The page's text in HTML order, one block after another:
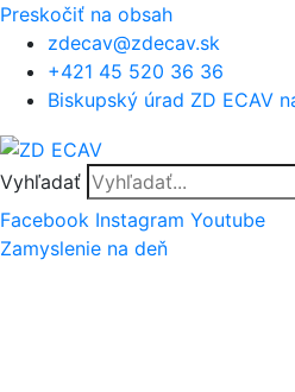
Preskočiť na obsah
zdecav@zdecav.sk
+421 45 520 36 36
Biskupský úrad ZD ECAV
Vyhľadať
Facebook Instagram Youtube
Zamyslenie na deň